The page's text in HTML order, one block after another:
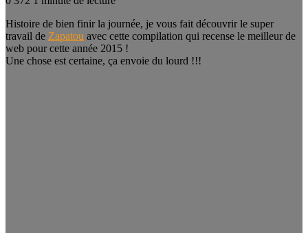
Histoire de bien finir la journée, je vous fait découvrir le super
travail de Zapatou avec cette compilation qui recense le meilleur de
web pour cette année 2015 !
Une chose est certaine, ça envoie du lourd !!!